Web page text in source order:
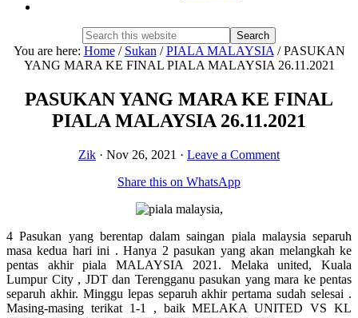
Search
this
website
Hide
Search
You are here: Home / Sukan / PIALA MALAYSIA /PASUKAN
YANG MARA KE FINAL PIALA MALAYSIA 26.11.2021
PASUKAN YANG MARA KE FINAL
PIALA MALAYSIA 26.11.2021
Zik · Nov 26, 2021 · Leave a Comment
Share this on WhatsApp
4 Pasukan yang berentap dalam saingan piala malaysia separuh
masa kedua hari ini . Hanya 2 pasukan yang akan melangkah ke
pentas akhir piala MALAYSIA 2021. Melaka united, Kuala
Lumpur City , JDT dan Terengganu pasukan yang mara ke pentas
separuh akhir. Minggu lepas separuh akhir pertama sudah selesai .
Masing-masing terikat 1-1 , baik MELAKA UNITED VS KL